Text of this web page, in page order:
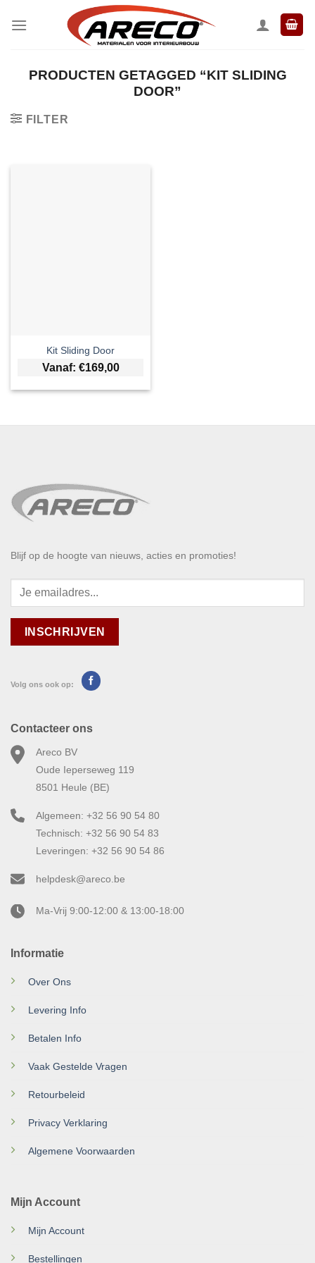
naar
PRODUCTEN GETAGGED “KIT SLIDING
DOOR”
FILTER
Kit Sliding Door
Vanaf: €169,00
Blijf op de hoogte van nieuws, acties en promoties!
Volg ons ook op:
Informatie
Over Ons
Levering Info
Betalen Info
Vaak Gestelde Vragen
Retourbeleid
Privacy Verklaring
Algemene Voorwaarden
Mijn Account
Mijn Account
Bestellingen
Contacteer ons
Areco BV
Oude Ieperseweg 119
8501 Heule (BE)
Algemeen: +32 56 90 54 80
Technisch: +32 56 90 54 83
Leveringen: +32 56 90 54 86
helpdesk@areco.be
Ma-Vrij 9:00-12:00 & 13:00-18:00